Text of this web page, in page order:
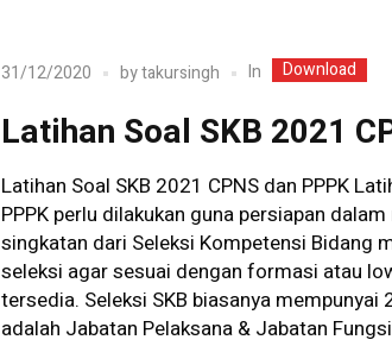
31/12/2020 bytakursingh In Download
Latihan Soal SKB 2021
Latihan Soal SKB 2021 CPNS dan PPPK
PPPK perlu dilakukan guna persiapan
singkatan dari Seleksi Kompetensi Bidang
seleksi agar sesuai dengan formasi atau
tersedia. Seleksi SKB biasanya
adalah Jabatan Pelaksana & Jabatan